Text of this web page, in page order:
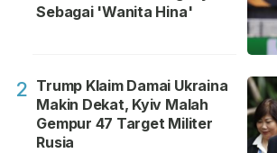
Sebagai 'Wanita Hina'
2 Trump Klaim Damai Ukraina
Makin Dekat, Kyiv Malah
Gempur 47 Target Militer
Rusia